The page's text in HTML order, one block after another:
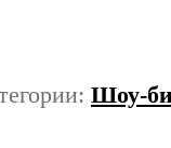
Шоу-